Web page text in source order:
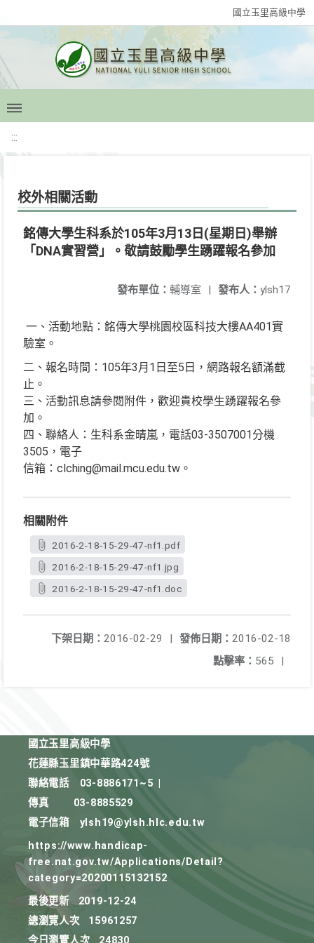
國立玉里高級中學
:::
校外相關活動
銘傳大學生科系於105年3月13日(星期日)舉辦
「DNA實習營」。敬請鼓勵學生踴躍報名參加
發布人： ylsh17
發布單位： 輔導室 |
一、活動地點：銘傳大學桃園校區科技大樓AA401實
驗室。
二、報名時間：105年3月1日至5日，網路報名額滿截
止。
三、活動訊息請參閱附件，歡迎貴校學生踴躍報名參
加。
四、聯絡人：生科系金晴嵐，電話03-3507001分機
3505，電子
信箱：clching@mail.mcu.edu.tw。
相關附件
2016-2-18-15-29-47-nf1.pdf
2016-2-18-15-29-47-nf1.jpg
2016-2-18-15-29-47-nf1.doc
發佈日期： 2016-02-18
下架日期： 2016-02-29
|
點擊率： 565 |
國立玉里高級中學
花蓮縣玉里鎮中華路424號
聯絡電話
03-8886171~5
傳真
03-8885529
電子信箱
ylsh19@ylsh.hlc.edu.tw
https://www.handicap-
free.nat.gov.tw/Applications/Detail?
category=20200115132152
最後更新
2019-12-24
總瀏覽人次
15961257
今日瀏覽人次
24830